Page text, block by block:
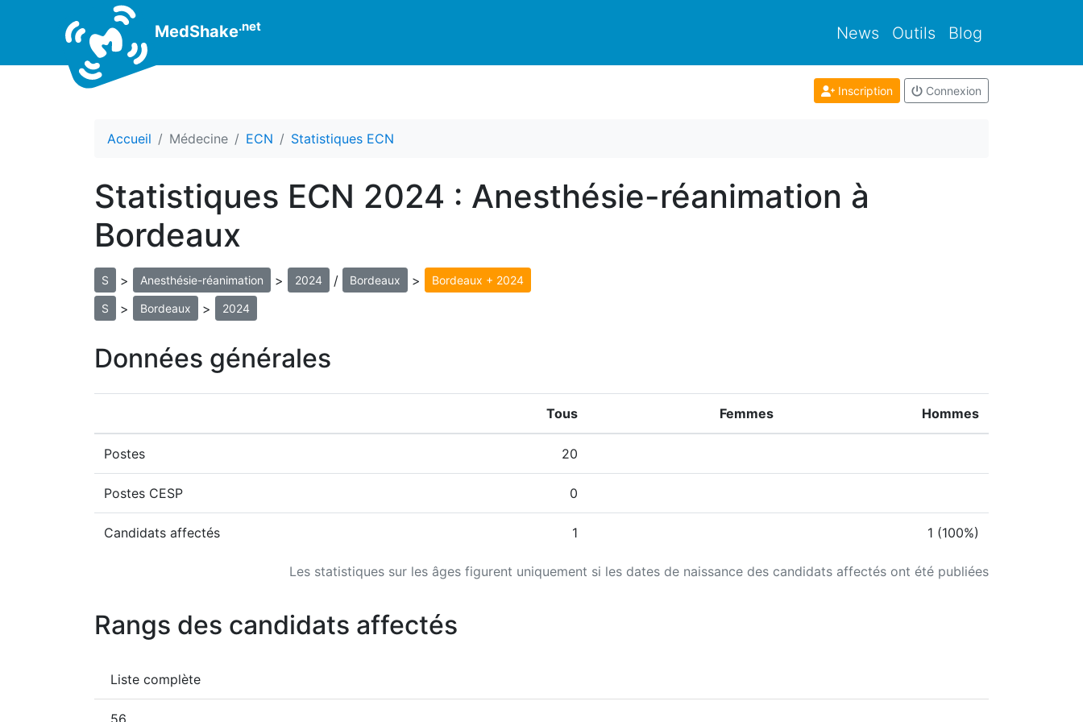
MedShake.net News Outils Blog
Inscription Connexion
Accueil Médecine ECN Statistiques ECN
Statistiques ECN 2024 : Anesthésie-réanimation à
Bordeaux
S > Anesthésie-réanimation > 2024 / Bordeaux > Bordeaux + 2024
S > Bordeaux > 2024
Données générales
Les statistiques sur les âges figurent uniquement si les dates de naissance des candidats affectés ont été publiées
Tous Femmes Hommes
Postes 20
Postes CESP 0
Candidats affectés 1 1 (100%)
Rangs des candidats affectés
Liste complète
56